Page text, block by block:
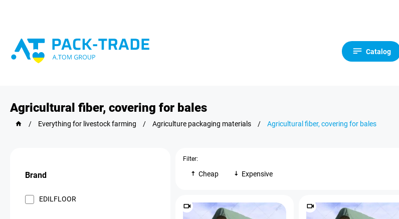
Catalog
Agricultural fiber, covering for bales
/ Everything for livestock farming / Agriculture packaging materials / Agricultural fiber, covering for bales
Brand
EDILFLOOR
Filter:
Cheap Expensive